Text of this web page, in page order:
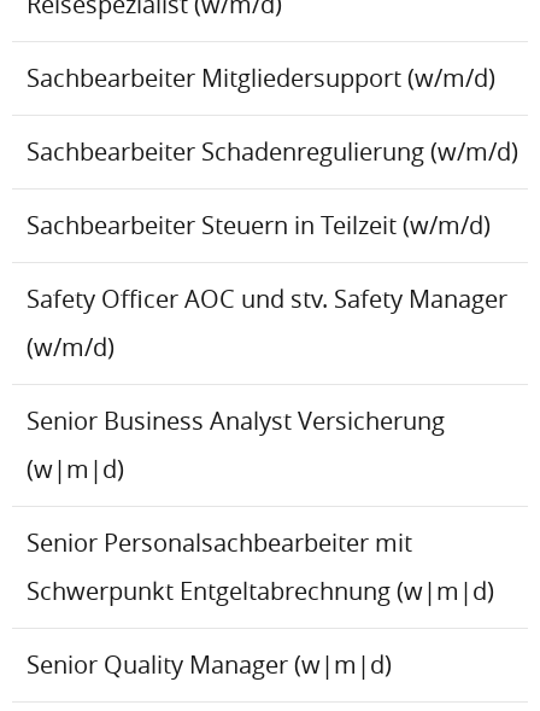
Sachbearbeiter Mitgliedersupport (w/m/d)
Sachbearbeiter Schadenregulierung (w/m/d)
Sachbearbeiter Steuern in Teilzeit (w/m/d)
Safety Officer AOC und stv. Safety Manager
(w/m/d)
Senior Business Analyst Versicherung
(w|m|d)
Senior Personalsachbearbeiter mit
Schwerpunkt Entgeltabrechnung (w|m|d)
Senior Quality Manager (w|m|d)